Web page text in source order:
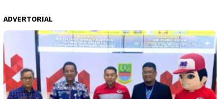
ADVERTORIAL